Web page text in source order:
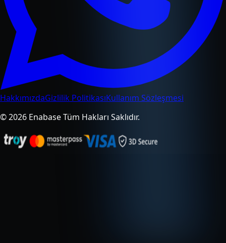
HakkımızdaGizlilik PolitikasıKullanım Sözleşmesi
© 2026 Enabase Tüm Hakları Saklıdır.